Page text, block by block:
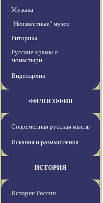
Музыка
"Неизвестные" музеи
Риторика
Русские храмы и
монастыри
Видеоархив
ФИЛОСОФИЯ
Современная русская мысль
Искания и размышления
ИСТОРИЯ
История России